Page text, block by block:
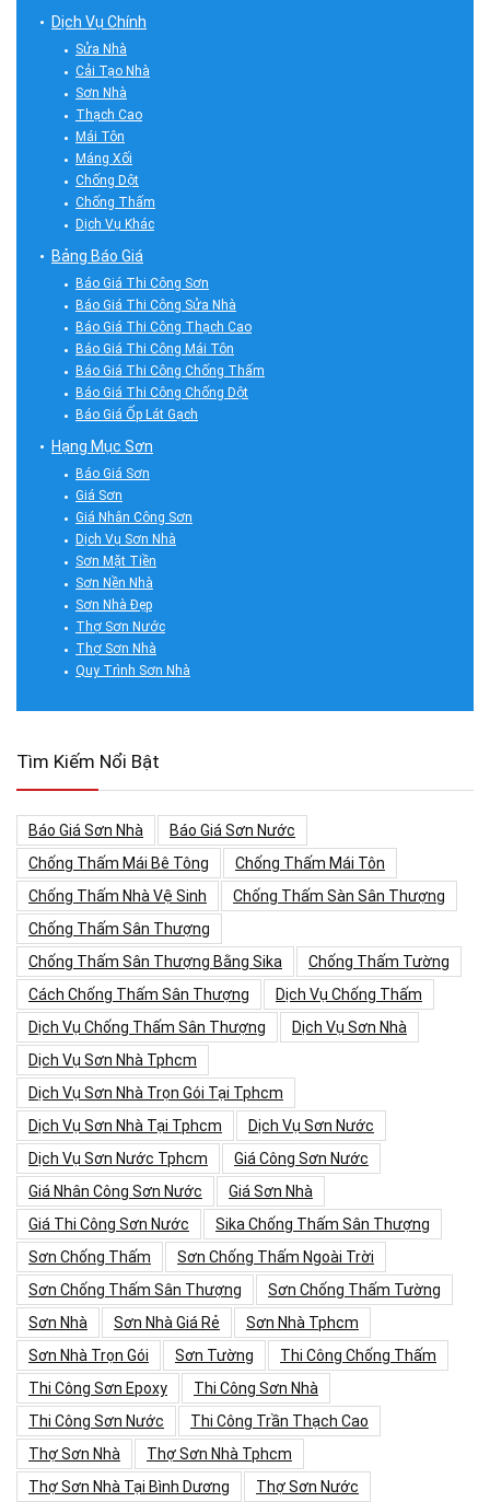
Dịch Vụ Chính
Sửa Nhà
Cải Tạo Nhà
Sơn Nhà
Thạch Cao
Mái Tôn
Máng Xối
Chống Dột
Chống Thấm
Dịch Vụ Khác
Bảng Báo Giá
Báo Giá Thi Công Sơn
Báo Giá Thi Công Sửa Nhà
Báo Giá Thi Công Thạch Cao
Báo Giá Thi Công Mái Tôn
Báo Giá Thi Công Chống Thấm
Báo Giá Thi Công Chống Dột
Báo Giá Ốp Lát Gạch
Hạng Mục Sơn
Báo Giá Sơn
Giá Sơn
Giá Nhân Công Sơn
Dịch Vụ Sơn Nhà
Sơn Mặt Tiền
Sơn Nền Nhà
Sơn Nhà Đẹp
Thợ Sơn Nước
Thợ Sơn Nhà
Quy Trình Sơn Nhà
Tìm Kiếm Nổi Bật
Báo Giá Sơn Nhà
Báo Giá Sơn Nước
Chống Thấm Mái Bê Tông
Chống Thấm Mái Tôn
Chống Thấm Nhà Vệ Sinh
Chống Thấm Sàn Sân Thượng
Chống Thấm Sân Thượng
Chống Thấm Sân Thượng Bằng Sika
Chống Thấm Tường
Cách Chống Thấm Sân Thượng
Dịch Vụ Chống Thấm
Dịch Vụ Chống Thấm Sân Thượng
Dịch Vụ Sơn Nhà
Dịch Vụ Sơn Nhà Tphcm
Dịch Vụ Sơn Nhà Trọn Gói Tại Tphcm
Dịch Vụ Sơn Nhà Tại Tphcm
Dịch Vụ Sơn Nước
Dịch Vụ Sơn Nước Tphcm
Giá Công Sơn Nước
Giá Nhân Công Sơn Nước
Giá Sơn Nhà
Giá Thi Công Sơn Nước
Sika Chống Thấm Sân Thượng
Sơn Chống Thấm
Sơn Chống Thấm Ngoài Trời
Sơn Chống Thấm Sân Thượng
Sơn Chống Thấm Tường
Sơn Nhà
Sơn Nhà Giá Rẻ
Sơn Nhà Tphcm
Sơn Nhà Trọn Gói
Sơn Tường
Thi Công Chống Thấm
Thi Công Sơn Epoxy
Thi Công Sơn Nhà
Thi Công Sơn Nước
Thi Công Trần Thạch Cao
Thợ Sơn Nhà
Thợ Sơn Nhà Tphcm
Thợ Sơn Nhà Tại Bình Dương
Thợ Sơn Nước